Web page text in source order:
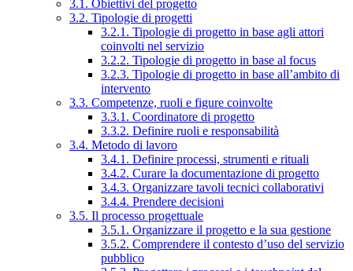
3.1. Obiettivi del progetto
3.2. Tipologie di progetti
3.2.1. Tipologie di progetto in base agli attori
coinvolti nel servizio
3.2.2. Tipologie di progetto in base al focus
3.2.3. Tipologie di progetto in base all’ambito di
intervento
3.3. Competenze, ruoli e figure coinvolte
3.3.1. Coordinatore di progetto
3.3.2. Definire ruoli e responsabilità
3.4. Metodo di lavoro
3.4.1. Definire processi, strumenti e rituali
3.4.2. Curare la documentazione di progetto
3.4.3. Organizzare tavoli tecnici collaborativi
3.4.4. Prendere decisioni
3.5. Il processo progettuale
3.5.1. Organizzare il progetto e la sua gestione
3.5.2. Comprendere il contesto d’uso del servizio
pubblico